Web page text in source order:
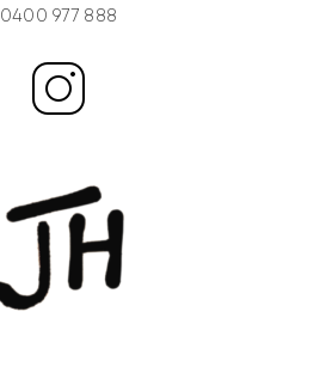
0400 977 888